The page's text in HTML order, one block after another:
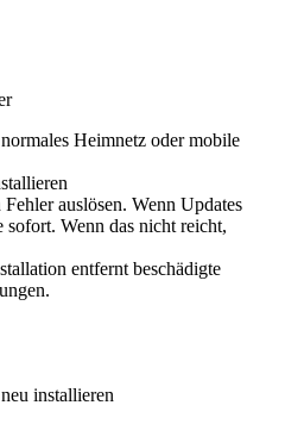
Heimnetz oder mobile
auslösen. Wenn Updates
Wenn das nicht reicht,
entfernt beschädigte
installieren